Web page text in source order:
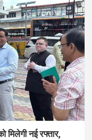
मिलेगी नई रफ्तार,